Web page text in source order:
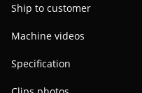
Ship to customer
Machine videos
Specification